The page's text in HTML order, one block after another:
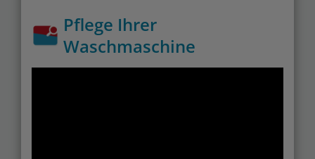
Pflege Ihrer
Waschmaschine